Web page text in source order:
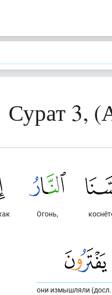
Сурат 3,
Огонь,
они измышляли